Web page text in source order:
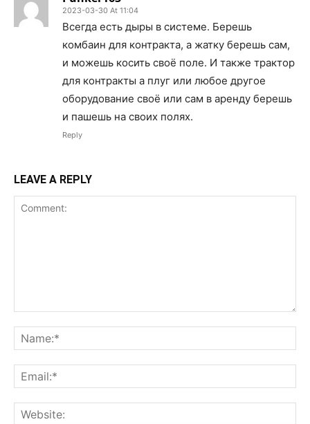
2023-03-30 At 11:04
Всегда есть дыры в системе. Берешь
комбаин для контракта, а жатку берешь сам,
и можешь косить своё поле. И также трактор
для контракты а плуг или любое другое
оборудование своё или сам в аренду берешь
и пашешь на своих полях.
Reply
LEAVE A REPLY